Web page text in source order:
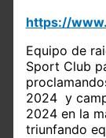
https://
Equipo de
Sport Club
2024 y
2024 en la
triunfando